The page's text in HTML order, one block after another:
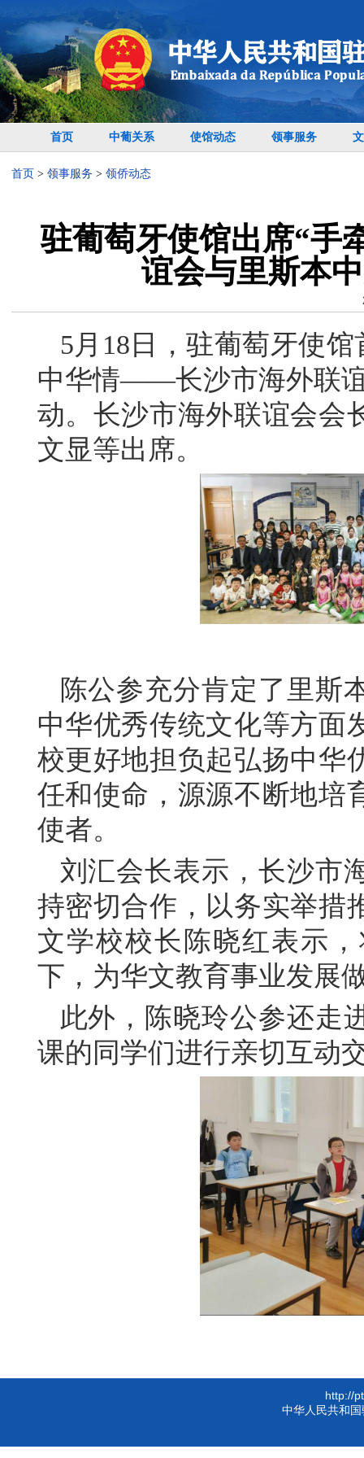
首页 中葡关系 使馆动态 领事服务
首页 > 领事服务 > 领侨动态
驻葡萄牙使馆出席“
谊会与里斯本
5月18日，驻葡萄牙使
中华情——长沙市海外联
动。长沙市海外联谊会会
文显等出席。
陈公参充分肯定了里斯
中华优秀传统文化等方面
校更好地担负起弘扬中华
任和使命，源源不断地培
使者。
刘汇会长表示，长沙市
持密切合作，以务实举措
文学校校长陈晓红表示
下，为华文教育事业发展
此外，陈晓玲公参还走
课的同学们进行亲切互动
http://
中华人民共和